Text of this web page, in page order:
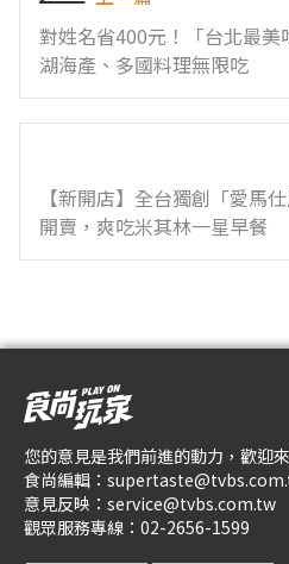
對姓名省400元！「台北最
湖海產、多國料理無限吃
【新開店】全台獨創「愛馬
開賣，爽吃米其林一星早餐
您的意見是我們前進的動力，歡迎
食尚編輯：
意見反映： service@tvbs.com.tw
觀眾服務專線： 02-2656-1599